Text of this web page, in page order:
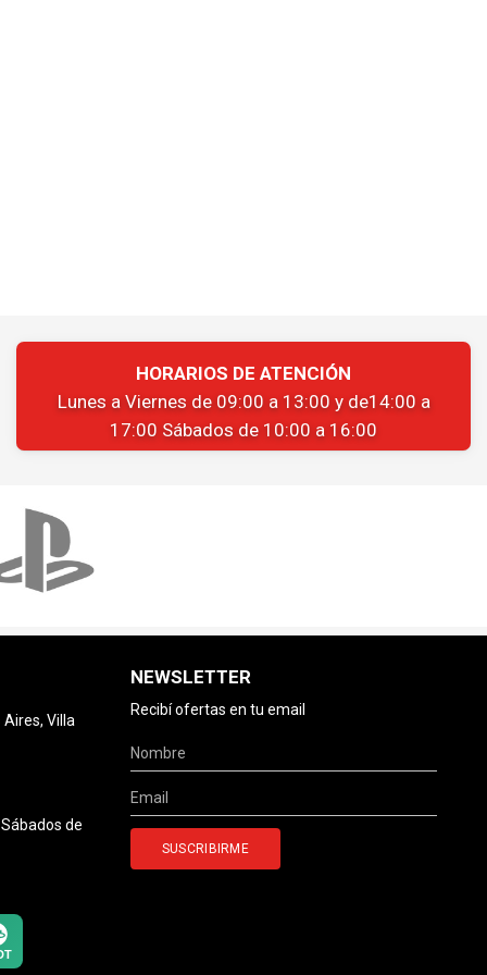
HORARIOS DE ATENCIÓN
Lunes a Viernes de 09:00 a 13:00 y de14:00 a
17:00 Sábados de 10:00 a 16:00
Villa
de
NEWSLETTER
Recibí ofertas en tu email